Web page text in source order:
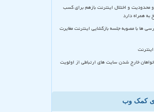
محدودیت و اختلال اینترنت بازهم برای کسب
به همراه دارد
ها با مصوبه جلسه بازگشایی اینترنت مغایرت
خواهان خارج شدن سایت های ارتباطی از اولویت
کمک وب